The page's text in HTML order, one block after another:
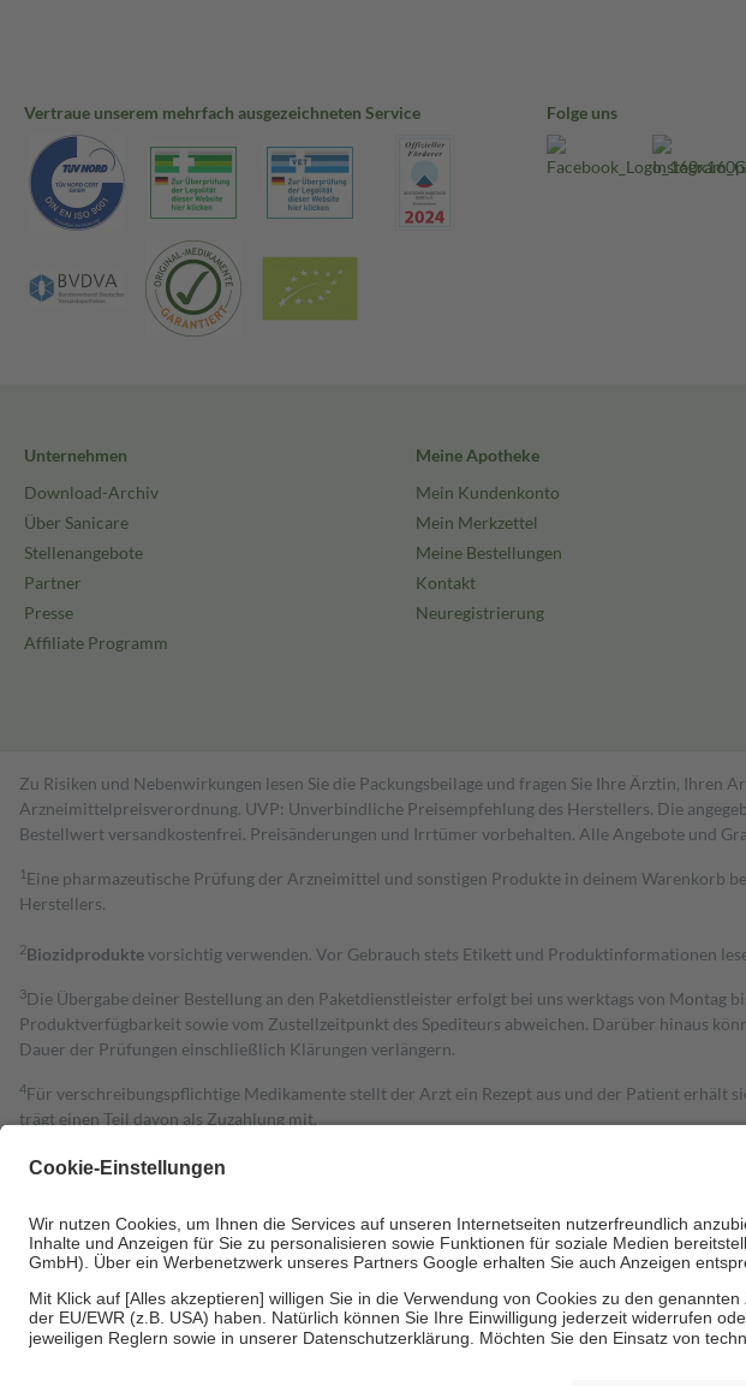
Vertraue unserem mehrfach ausgezeichneten Service Folge uns
Unternehmen
Download-Archiv
Über Sanicare
Stellenangebote
Partner
Presse
Affiliate Programm
Meine Apotheke
Mein Kundenkonto
Mein Merkzettel
Meine Bestellungen
Kontakt
Neuregistrierung
Zu Risiken und Nebenwirkungen lesen Sie die Packungsbeilage und fragen Sie Ihre Ärztin,
Arzneimittelpreisverordnung. UVP: Unverbindliche Preisempfehlung des Herstellers. Die
Bestell­wert versand­kosten­frei. Preisänderungen und Irrtümer vorbehalten. Alle Angebote und
1 Eine pharmazeutische Prüfung der Arzneimittel und sonstigen Produkte in deinem Warenkorb
Herstellers.
2Biozidproduktevorsichtig verwenden. Vor Gebrauch stets Etikett und Produktinformationen
3Die Übergabe deiner Bestellung an den Paketdienstleister erfolgt bei uns werktags von Montag
Produktverfügbarkeit sowie vom Zustellzeitpunkt des Spediteurs abweichen. Darüber hinaus
Dauer der Prüfungen einschließlich Klärungen verlängern.
4Für verschreibungspflichtige Medikamente stellt der Arzt ein Rezept aus und der Patient erhält
trägt einen Teil davon als Zuzahlung mit.
zu entrichten.
Bei Heilmitteln und häuslicher Krankenpflege beträgt die Zuzahlung zehn Prozent der Kosten
Um das Engagement der Versicherten für ihre eigene Gesundheit zu stärken und die besondere
• Kindern und Jugendlichen bis zum vollendeten 18. Lebensjahr mit Ausnahme der Fahrkosten
• Untersuchungen zur Vorsorge und Früherkennung, die von der GKV getragen werden
• empfohlenen Schutzimpfungen
• Harn- und Blutteststreifen